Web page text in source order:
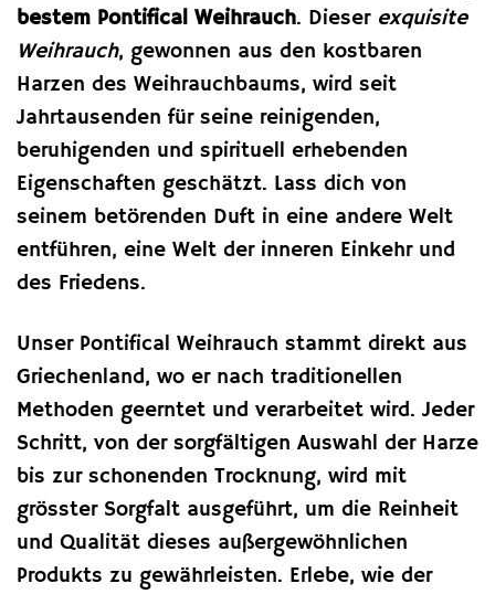
bestem Pontifical Weihrauch. Dieser exquisite
Weihrauch, gewonnen aus den kostbaren
Harzen des Weihrauchbaums, wird seit
Jahrtausenden für seine reinigenden,
beruhigenden und spirituell erhebenden
Eigenschaften geschätzt. Lass dich von
seinem betörenden Duft in eine andere Welt
entführen, eine Welt der inneren Einkehr und
des Friedens.
Unser Pontifical Weihrauch stammt direkt aus
Griechenland, wo er nach traditionellen
Methoden geerntet und verarbeitet wird. Jeder
Schritt, von der sorgfältigen Auswahl der Harze
bis zur schonenden Trocknung, wird mit
grösster Sorgfalt ausgeführt, um die Reinheit
und Qualität dieses außergewöhnlichen
Produkts zu gewährleisten. Erlebe, wie der